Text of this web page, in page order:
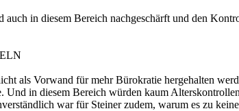
in diesem Bereich nachgeschärft und den
als Vorwand für mehr Bürokratie hergehalten
in diesem Bereich würden kaum
war für Steiner zudem, warum es zu